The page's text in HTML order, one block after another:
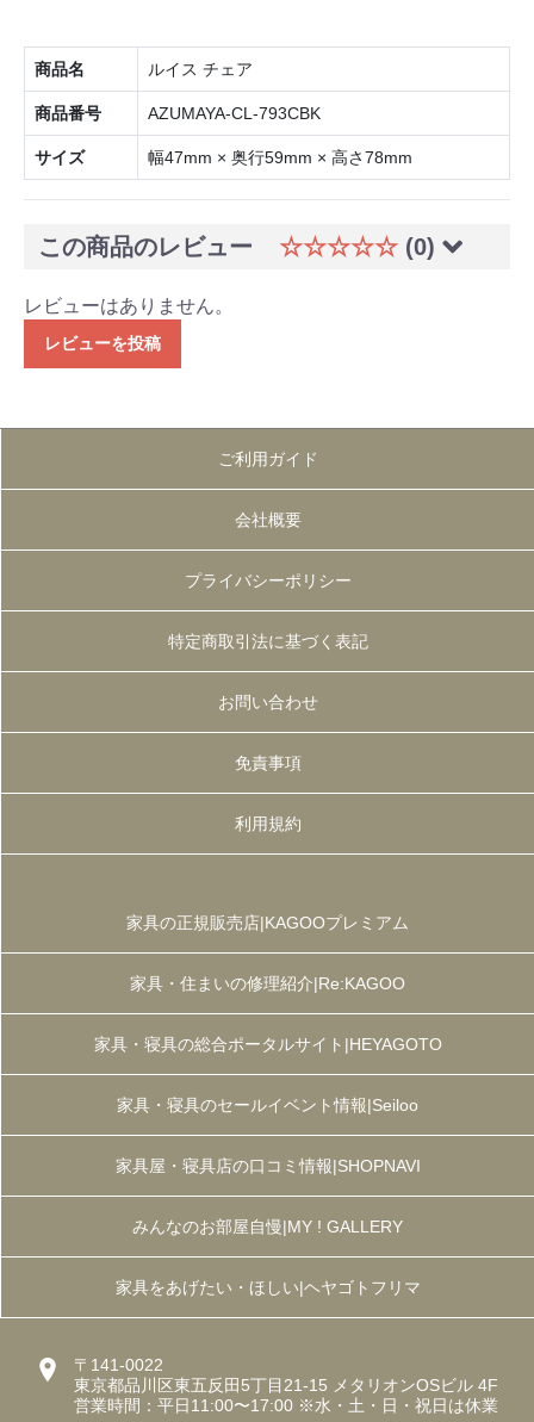
商品名 ルイス チェア
商品番号 AZUMAYA-CL-793CBK
サイズ 幅47mm × 奥行59mm × 高さ78mm
この商品のレビュー ☆☆☆☆☆ (0)
レビューはありません。
レビューを投稿
ご利用ガイド
会社概要
プライバシーポリシー
特定商取引法に基づく表記
お問い合わせ
免責事項
利用規約
家具の正規販売店|KAGOOプレミアム
家具・住まいの修理紹介|Re:KAGOO
家具・寝具の総合ポータルサイト|HEYAGOTO
家具・寝具のセールイベント情報|Seiloo
家具屋・寝具店の口コミ情報|SHOPNAVI
みんなのお部屋自慢|MY ! GALLERY
家具をあげたい・ほしい|ヘヤゴトフリマ
〒141-0022
東京都品川区東五反田5丁目21-15 メタリオンOSビル 4F
営業時間：平日11:00〜17:00 ※水・土・日・祝日は休業